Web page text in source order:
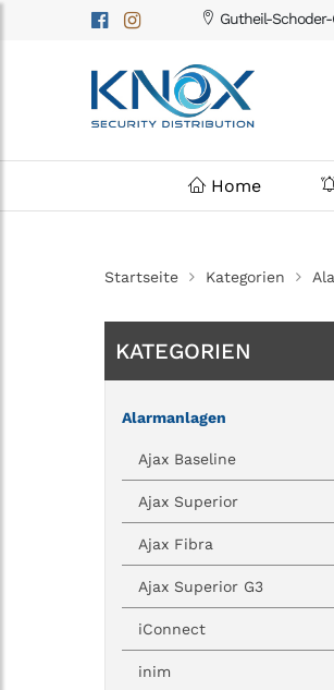
Gutheil-Schoder-
Home
Startseite Kategorien
KATEGORIEN
Alarmanlagen
Ajax Baseline
Ajax Superior
Ajax Fibra
Ajax Superior G3
iConnect
inim